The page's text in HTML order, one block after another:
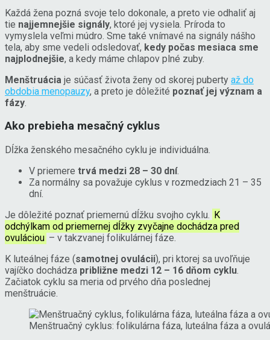
Každá žena pozná svoje telo dokonale, a preto vie odhaliť aj
tie najjemnejšie signály, ktoré jej vysiela. Príroda to
vymyslela veľmi múdro. Sme také vnímavé na signály nášho
tela, aby sme vedeli odsledovať, kedy počas mesiaca sme
najplodnejšie, a kedy máme chlapov plné zuby.
Menštruácia je súčasť života ženy od skorej puberty až do
obdobia menopauzy, a preto je dôležité poznať jej význam a
fázy
Ako prebieha mesačný cyklus
Dĺžka ženského mesačného cyklu je individuálna.
V priemere trvá medzi 28 – 30 dní.
Za normálny sa považuje cyklus v rozmedziach 21 – 35
dní.
Je dôležité poznať priemernú dĺžku svojho cyklu. K
odchýlkam od priemernej dĺžky zvyčajne dochádza pred
ovuláciou – v takzvanej folikulárnej fáze.
K luteálnej fáze (samotnej ovulácii), pri ktorej sa uvoľňuje
vajíčko dochádza približne medzi 12 – 16 dňom cyklu.
Začiatok cyklu sa meria od prvého dňa poslednej
menštruácie.
Menštruačný cyklus: folikulárna fáza, luteálna fáza a